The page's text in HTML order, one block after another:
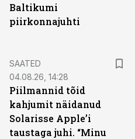
Baltikumi
piirkonnajuhti
SAATED
04.08.26, 14:28
Piilmannid tõid
kahjumit näidanud
Solarisse Apple’i
taustaga juhi. “Minu